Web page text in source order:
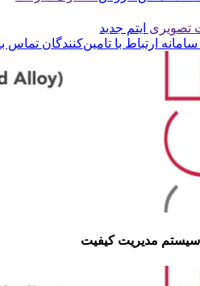
تصویری ایتم جدید
سامانه ارتباط با تامین‌کنندگان تماس